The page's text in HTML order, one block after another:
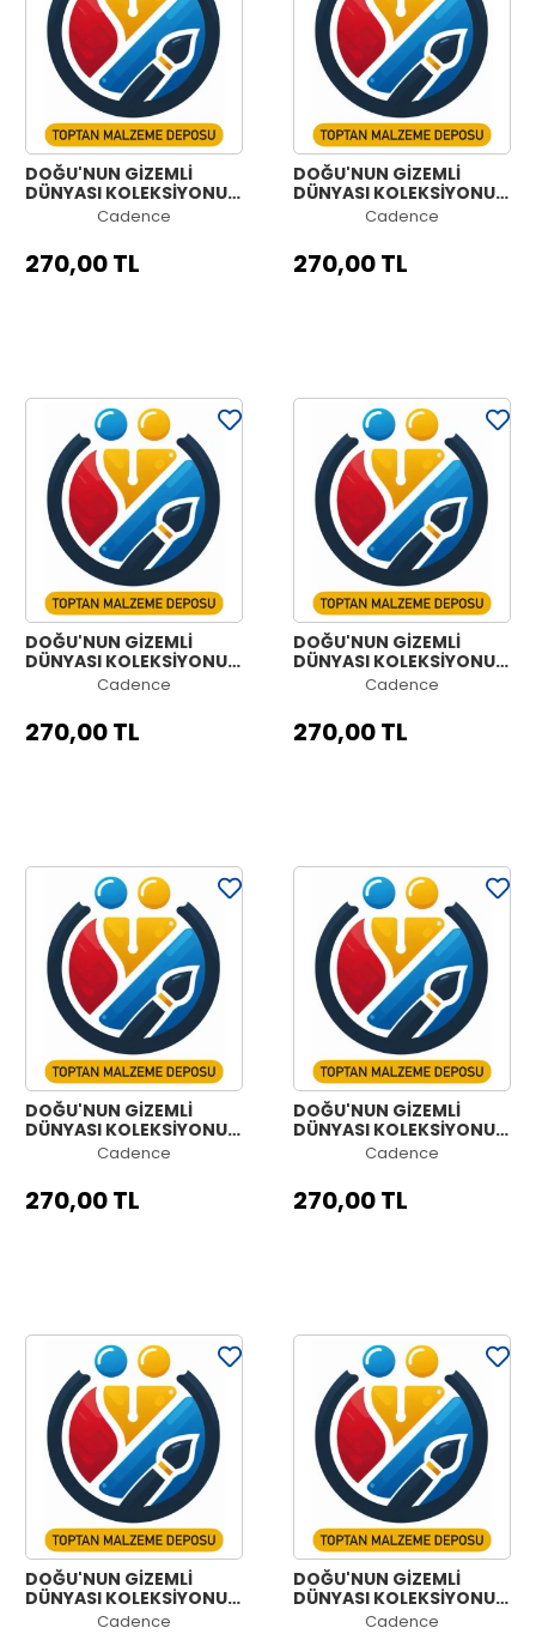
DOĞU'NUN GİZEMLİ
DÜNYASI KOLEKSİYONU
OW-54 90X125CM
Cadence
270,00 TL
DOĞU'NUN GİZEMLİ
DÜNYASI KOLEKSİYONU
OW-53 90X125CM
Cadence
270,00 TL
DOĞU'NUN GİZEMLİ
DÜNYASI KOLEKSİYONU
OW-52 90X125CM
Cadence
270,00 TL
DOĞU'NUN GİZEMLİ
DÜNYASI KOLEKSİYONU
OW-51 90X125CM
Cadence
270,00 TL
DOĞU'NUN GİZEMLİ
DÜNYASI KOLEKSİYONU
OW-50 90X125CM
Cadence
270,00 TL
DOĞU'NUN GİZEMLİ
DÜNYASI KOLEKSİYONU
OW-49 90X125CM
Cadence
270,00 TL
DOĞU'NUN GİZEMLİ
DÜNYASI KOLEKSİYONU
OW-48 90X125CM
Cadence
DOĞU'NUN GİZEMLİ
DÜNYASI KOLEKSİYONU
OW-47 90X125CM
Cadence